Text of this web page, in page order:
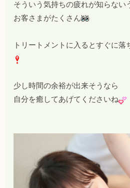
そういう気持ちの疲れが知らない
お客さまがたくさん
トリートメントに入るとすぐに落
少し時間の余裕が出来そうなら
自分を癒してあげてくださいね